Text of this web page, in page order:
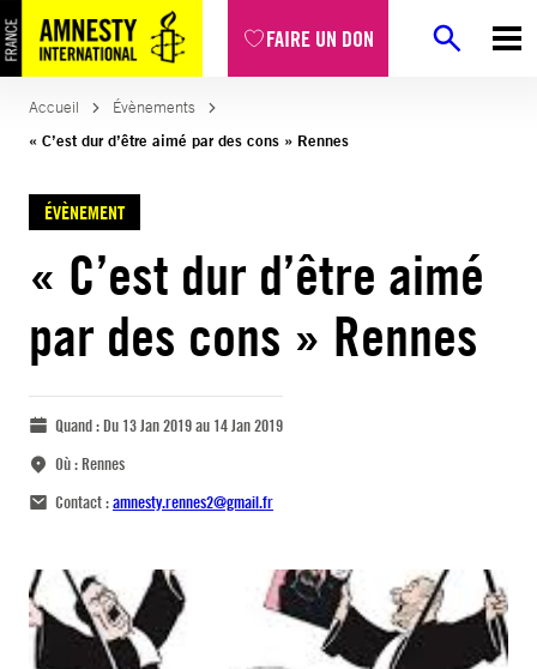
FAIRE UN DON
Accueil
Évènements
« C’est dur d’être aimé par des cons » Rennes
ÉVÈNEMENT
« C’est dur d’être aimé
par des cons » Rennes
Quand :Du 13 Jan 2019 au 14 Jan 2019
Où :Rennes
Contact :amnesty.rennes2@gmail.fr